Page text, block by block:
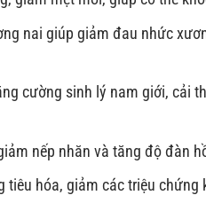
nai giúp giảm đau nhức
cường sinh lý nam giới, cải
nếp nhăn và tăng độ đàn
hóa, giảm các triệu chứng